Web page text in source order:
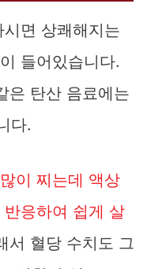
면 상쾌해지는
들어있습니다.
은 탄산 음료에는
다.
이 찌는데 액상
응하여 쉽게 살
서 혈당 수치도 그